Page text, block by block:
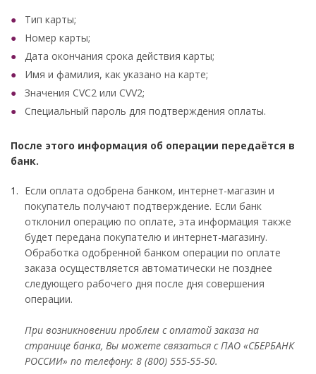
Тип карты;
Номер карты;
Дата окончания срока действия карты;
Имя и фамилия, как указано на карте;
Значения CVC2 или CVV2;
Специальный пароль для подтверждения оплаты.
После этого информация об операции передаётся в
банк.
Если оплата одобрена банком, интернет-магазин и
покупатель получают подтверждение. Если банк
отклонил операцию по оплате, эта информация также
будет передана покупателю и интернет-магазину.
Обработка одобренной банком операции по оплате
заказа осуществляется автоматически не позднее
следующего рабочего дня после дня совершения
операции.
При возникновении проблем с оплатой заказа на
странице банка, Вы можете связаться с ПАО «СБЕРБАНК
РОССИИ» по телефону: 8 (800) 555-55-50.